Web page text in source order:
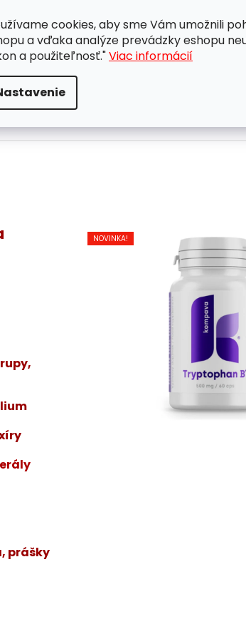
cookies, aby sme Vám umožnili
a vďaka analýze prevádzky eshopu
a použiteľnosť."Viac informácií
PODPORA OBCHODNÉ PODMIENKY
prášky
NOVINKA!